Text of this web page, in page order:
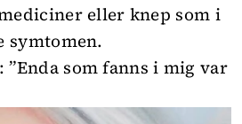
eller knep som i
symtomen.
som fanns i mig var